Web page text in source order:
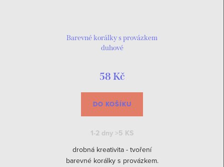
Barevné korálky s provázkem
duhové
58 Kč
DO KOŠÍKU
1-2 dny >5 KS
drobná kreativita - tvoření
barevné korálky s provázkem.